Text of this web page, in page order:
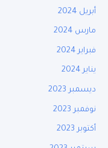
أبريل 2024
مارس 2024
فبراير 2024
يناير 2024
ديسمبر 2023
نوفمبر 2023
أكتوبر 2023